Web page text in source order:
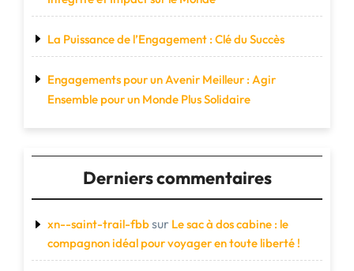
La Puissance de l’Engagement : Clé du Succès
Engagements pour un Avenir Meilleur : Agir
Ensemble pour un Monde Plus Solidaire
Derniers commentaires
xn--saint-trail-fbbsur Le sac à dos cabine : le
compagnon idéal pour voyager en toute liberté !